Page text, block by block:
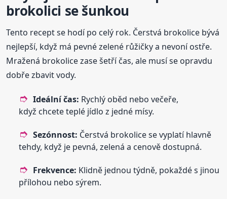
brokolici se šunkou
Tento recept se hodí po celý rok. Čerstvá brokolice bývá
nejlepší, když má pevné zelené růžičky a nevoní ostře.
Mražená brokolice zase šetří čas, ale musí se opravdu
dobře zbavit vody.
Ideální čas: Rychlý oběd nebo večeře,
když chcete teplé jídlo z jedné mísy.
Sezónnost: Čerstvá brokolice se vyplatí hlavně
tehdy, když je pevná, zelená a cenově dostupná.
Frekvence: Klidně jednou týdně, pokaždé s jinou
přílohou nebo sýrem.